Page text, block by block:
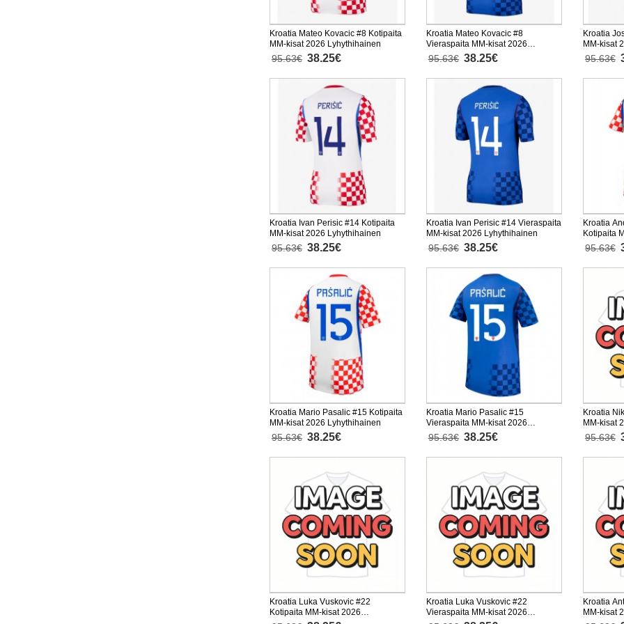
Kroatia Mateo Kovacic #8 Kotipaita
MM-kisat 2026 Lyhythihainen
95.63€ 38.25€
Kroatia Mateo Kovacic #8
Vieraspaita MM-kisat 2026
Lyhythihainen
95.63€ 38.25€
Kroatia
MM-kisat
95.63€
Kroatia Ivan Perisic #14 Kotipaita
MM-kisat 2026 Lyhythihainen
95.63€ 38.25€
Kroatia Ivan Perisic #14 Vieraspaita
MM-kisat 2026 Lyhythihainen
95.63€ 38.25€
Kroatia
Kotipaita
95.63€
Kroatia Mario Pasalic #15 Kotipaita
MM-kisat 2026 Lyhythihainen
95.63€ 38.25€
Kroatia Mario Pasalic #15
Vieraspaita MM-kisat 2026
Lyhythihainen
95.63€ 38.25€
Kroatia
MM-kisat
95.63€
Kroatia Luka Vuskovic #22
Kotipaita MM-kisat 2026
Kroatia Luka Vuskovic #22
Vieraspaita MM-kisat 2026
Kroatia
MM-kisat